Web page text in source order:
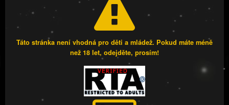
Táto stránka není vhodná pro děti a mládež. Pokud máte méně
než 18 let, odejděte, prosím!